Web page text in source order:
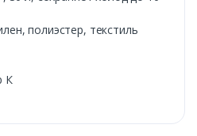
полиэстер, текстиль
К